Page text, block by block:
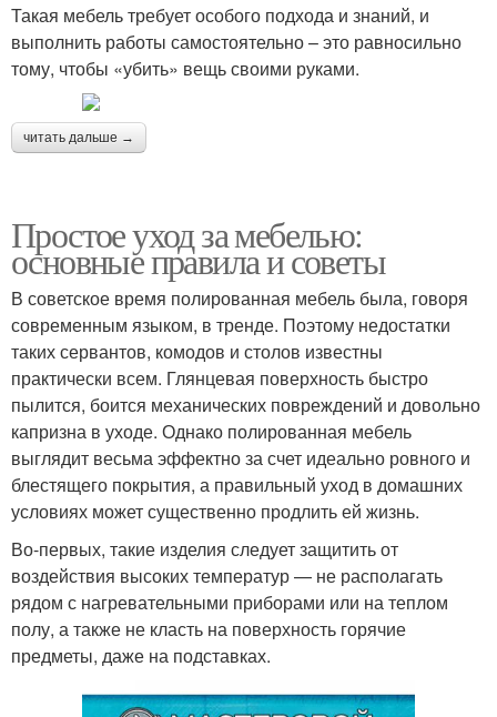
Такая мебель требует особого подхода и знаний, и
выполнить работы самостоятельно – это равносильно
тому, чтобы «убить» вещь своими руками.
читать дальше →
Простое уход за мебелью:
основные правила и советы
В советское время полированная мебель была, говоря
современным языком, в тренде. Поэтому недостатки
таких сервантов, комодов и столов известны
практически всем. Глянцевая поверхность быстро
пылится, боится механических повреждений и довольно
капризна в уходе. Однако полированная мебель
выглядит весьма эффектно за счет идеально ровного и
блестящего покрытия, а правильный уход в домашних
условиях может существенно продлить ей жизнь.
Во-первых, такие изделия следует защитить от
воздействия высоких температур — не располагать
рядом с нагревательными приборами или на теплом
полу, а также не класть на поверхность горячие
предметы, даже на подставках.